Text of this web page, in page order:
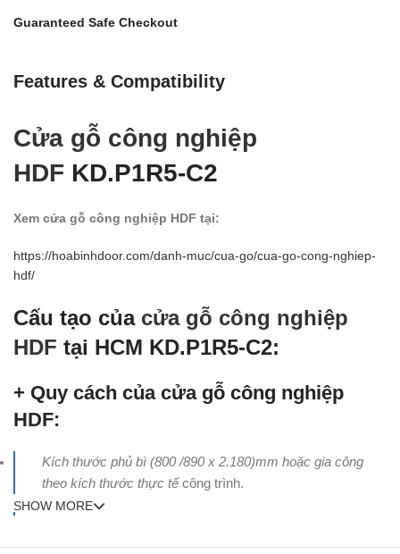
Guaranteed Safe Checkout
Features & Compatibility
Cửa gỗ công nghiệp
HDF KD.P1R5-C2
Xem cửa gỗ công nghiệp HDF tại:
https://hoabinhdoor.com/danh-muc/cua-go/cua-go-cong-nghiep-
hdf/
Cấu tạo của cửa gỗ công nghiệp
HDF tại HCM KD.P1R5-C2:
+ Quy cách của cửa gỗ công nghiệp
HDF:
Kích thước phủ bì (800 /890 x 2.180)mm hoặc gia công
theo kích thước thực tếcông trình.
gỗ thông new zealand)
SHOW MORE